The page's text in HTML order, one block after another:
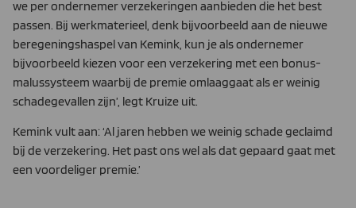
we per ondernemer verzekeringen aanbieden die het best
passen. Bij werkmaterieel, denk bijvoorbeeld aan de nieuwe
beregeningshaspel van Kemink, kun je als ondernemer
bijvoorbeeld kiezen voor een verzekering met een bonus-
malussysteem waarbij de premie omlaaggaat als er weinig
schadegevallen zijn’, legt Kruize uit.
Kemink vult aan: ‘Al jaren hebben we weinig schade geclaimd
bij de verzekering. Het past ons wel als dat gepaard gaat met
een voordeliger premie.’